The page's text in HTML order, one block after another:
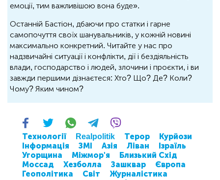
емоції, тим важливішою вона буде».
Останній Бастіон, дбаючи про статки і гарне
самопочуття своїх шанувальників, у кожній новині
максимально конкретний. Читайте у нас про
надзвичайні ситуації і конфлікти, дії і бездіяльність
влади, господарство і людей, злочини і проєкти, і ви
завжди першими дізнаєтеся: Хто? Що? Де? Коли?
Чому? Яким чином?
Технології Realpolitik Терор
Курйози
Інформація
ЗМІ Азія Ліван
Ізраїль
Угорщина
Міжмор'я
Близький Схід
Моссад
Хезболла Зашквар
Європа
Геополітика
Світ
Журналістика